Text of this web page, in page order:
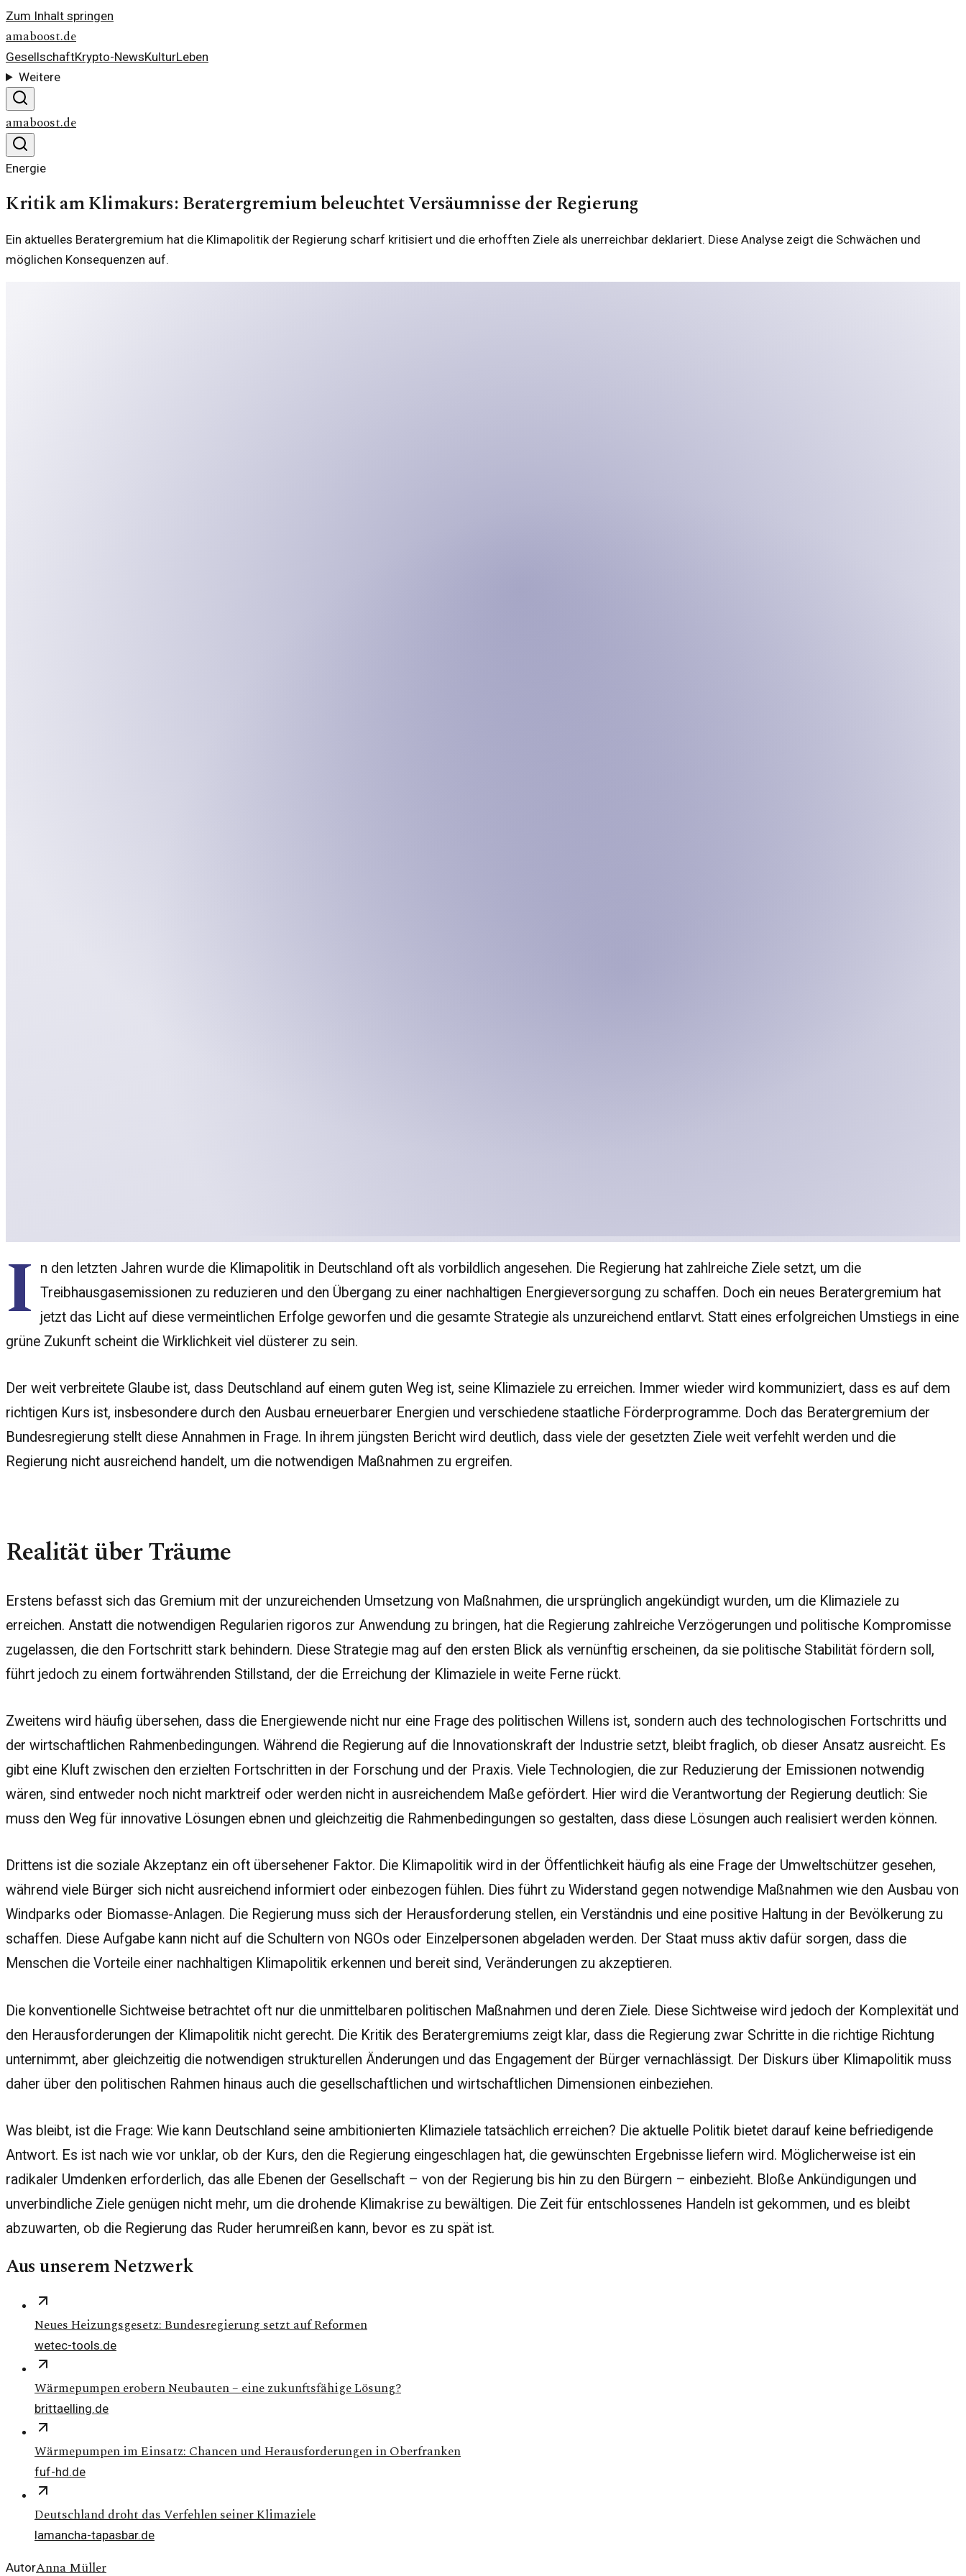
Zum Inhalt springen
amaboost.de
GesellschaftKrypto-NewsKulturLeben
Weitere
amaboost.de
Energie
Kritik am Klimakurs: Beratergremium beleuchtet Versäumnisse der Regierung
Ein aktuelles Beratergremium hat die Klimapolitik der Regierung scharf kritisiert und die erhofften Ziele als unerreichbar deklariert. Diese Analyse zeigt die Schwächen und
möglichen Konsequenzen auf.
I
n den letzten Jahren wurde die Klimapolitik in Deutschland oft als vorbildlich angesehen. Die Regierung hat zahlreiche Ziele setzt, um die
Treibhausgasemissionen zu reduzieren und den Übergang zu einer nachhaltigen Energieversorgung zu schaffen. Doch ein neues Beratergremium hat
jetzt das Licht auf diese vermeintlichen Erfolge geworfen und die gesamte Strategie als unzureichend entlarvt. Statt eines erfolgreichen Umstiegs in eine
grüne Zukunft scheint die Wirklichkeit viel düsterer zu sein.
Der weit verbreitete Glaube ist, dass Deutschland auf einem guten Weg ist, seine Klimaziele zu erreichen. Immer wieder wird kommuniziert, dass es auf dem
richtigen Kurs ist, insbesondere durch den Ausbau erneuerbarer Energien und verschiedene staatliche Förderprogramme. Doch das Beratergremium der
Bundesregierung stellt diese Annahmen in Frage. In ihrem jüngsten Bericht wird deutlich, dass viele der gesetzten Ziele weit verfehlt werden und die
Regierung nicht ausreichend handelt, um die notwendigen Maßnahmen zu ergreifen.
Realität über Träume
Erstens befasst sich das Gremium mit der unzureichenden Umsetzung von Maßnahmen, die ursprünglich angekündigt wurden, um die Klimaziele zu
erreichen. Anstatt die notwendigen Regularien rigoros zur Anwendung zu bringen, hat die Regierung zahlreiche Verzögerungen und politische Kompromisse
zugelassen, die den Fortschritt stark behindern. Diese Strategie mag auf den ersten Blick als vernünftig erscheinen, da sie politische Stabilität fördern soll,
führt jedoch zu einem fortwährenden Stillstand, der die Erreichung der Klimaziele in weite Ferne rückt.
Zweitens wird häufig übersehen, dass die Energiewende nicht nur eine Frage des politischen Willens ist, sondern auch des technologischen Fortschritts und
der wirtschaftlichen Rahmenbedingungen. Während die Regierung auf die Innovationskraft der Industrie setzt, bleibt fraglich, ob dieser Ansatz ausreicht. Es
gibt eine Kluft zwischen den erzielten Fortschritten in der Forschung und der Praxis. Viele Technologien, die zur Reduzierung der Emissionen notwendig
wären, sind entweder noch nicht marktreif oder werden nicht in ausreichendem Maße gefördert. Hier wird die Verantwortung der Regierung deutlich: Sie
muss den Weg für innovative Lösungen ebnen und gleichzeitig die Rahmenbedingungen so gestalten, dass diese Lösungen auch realisiert werden können.
Drittens ist die soziale Akzeptanz ein oft übersehener Faktor. Die Klimapolitik wird in der Öffentlichkeit häufig als eine Frage der Umweltschützer gesehen,
während viele Bürger sich nicht ausreichend informiert oder einbezogen fühlen. Dies führt zu Widerstand gegen notwendige Maßnahmen wie den Ausbau von
Windparks oder Biomasse-Anlagen. Die Regierung muss sich der Herausforderung stellen, ein Verständnis und eine positive Haltung in der Bevölkerung zu
schaffen. Diese Aufgabe kann nicht auf die Schultern von NGOs oder Einzelpersonen abgeladen werden. Der Staat muss aktiv dafür sorgen, dass die
Menschen die Vorteile einer nachhaltigen Klimapolitik erkennen und bereit sind, Veränderungen zu akzeptieren.
Die konventionelle Sichtweise betrachtet oft nur die unmittelbaren politischen Maßnahmen und deren Ziele. Diese Sichtweise wird jedoch der Komplexität und
den Herausforderungen der Klimapolitik nicht gerecht. Die Kritik des Beratergremiums zeigt klar, dass die Regierung zwar Schritte in die richtige Richtung
unternimmt, aber gleichzeitig die notwendigen strukturellen Änderungen und das Engagement der Bürger vernachlässigt. Der Diskurs über Klimapolitik muss
daher über den politischen Rahmen hinaus auch die gesellschaftlichen und wirtschaftlichen Dimensionen einbeziehen.
Was bleibt, ist die Frage: Wie kann Deutschland seine ambitionierten Klimaziele tatsächlich erreichen? Die aktuelle Politik bietet darauf keine befriedigende
Antwort. Es ist nach wie vor unklar, ob der Kurs, den die Regierung eingeschlagen hat, die gewünschten Ergebnisse liefern wird. Möglicherweise ist ein
radikaler Umdenken erforderlich, das alle Ebenen der Gesellschaft – von der Regierung bis hin zu den Bürgern – einbezieht. Bloße Ankündigungen und
unverbindliche Ziele genügen nicht mehr, um die drohende Klimakrise zu bewältigen. Die Zeit für entschlossenes Handeln ist gekommen, und es bleibt
abzuwarten, ob die Regierung das Ruder herumreißen kann, bevor es zu spät ist.
Aus unserem Netzwerk
Neues Heizungsgesetz: Bundesregierung setzt auf Reformen
wetec-tools.de
Wärmepumpen erobern Neubauten – eine zukunftsfähige Lösung?
brittaelling.de
Wärmepumpen im Einsatz: Chancen und Herausforderungen in Oberfranken
fuf-hd.de
Deutschland droht das Verfehlen seiner Klimaziele
lamancha-tapasbar.de
AutorAnna Müller